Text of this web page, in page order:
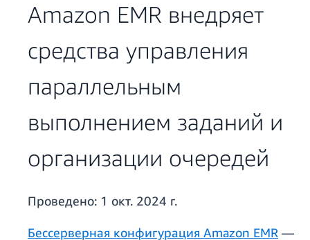
Amazon EMR внедряет
средства управления
параллельным
выполнением заданий и
организации очередей
Проведено: 1 окт. 2024 г.
Бессерверная конфигурация Amazon EMR —